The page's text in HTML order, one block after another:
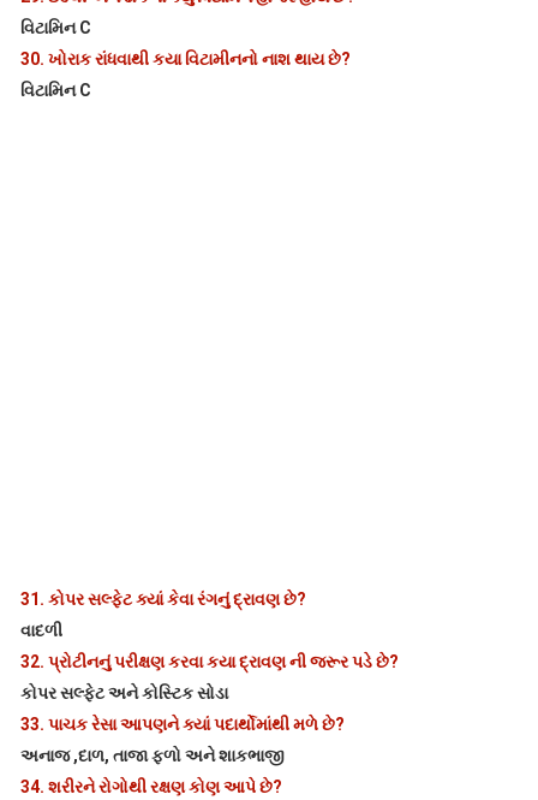
વિટામિન C
30. ખોરાક રાંધવાથી કયા વિટામીનનો નાશ થાય છે?
વિટામિન C
31. કોપર સલ્ફેટ ક્યાં કેવા રંગનું દ્રાવણ છે?
વાદળી
32. પ્રોટીનનું પરીક્ષણ કરવા કયા દ્રાવણ ની જરૂર પડે છે?
કોપર સલ્ફેટ અને કોસ્ટિક સોડા
33. પાચક રેસા આપણને ક્યાં પદાર્થોમાંથી મળે છે?
અનાજ ,દાળ, તાજા ફળો અને શાકભાજી
34. શરીરને રોગોથી રક્ષણ કોણ આપે છે?